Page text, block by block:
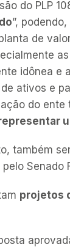
do PLP
”,
de
as
idônea e
ativos e
do ente
também
Senado
projetos